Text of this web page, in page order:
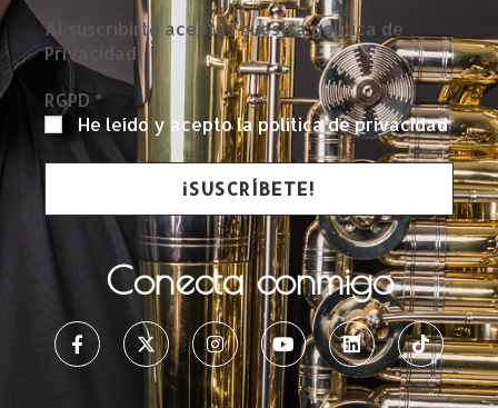
Al suscribirte aceptas nuestra política de
Privacidad
RGPD *
He leído y acepto la política de privacidad
Conecta conmigo